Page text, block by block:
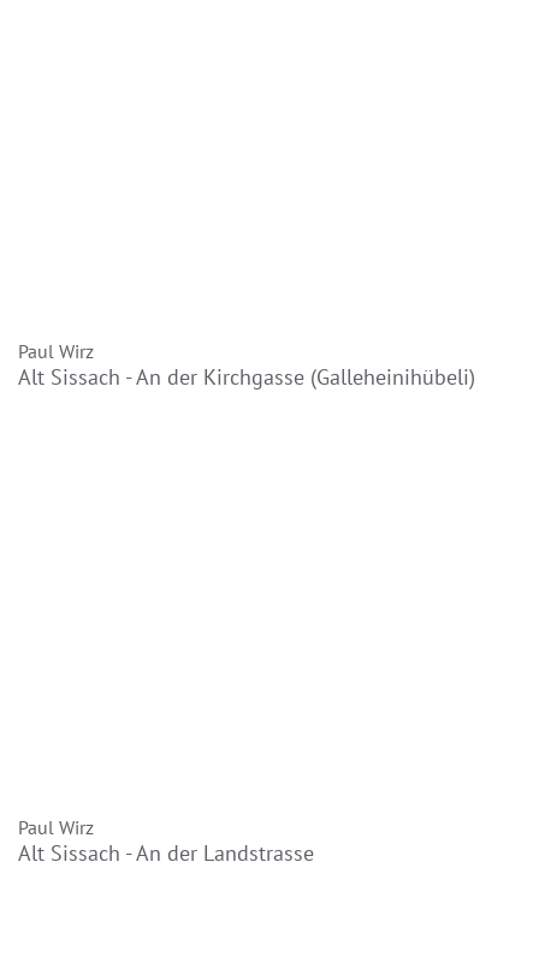
Paul Wirz
Alt Sissach - An der Kirchgasse (Galleheinihübeli)
Paul Wirz
Alt Sissach - An der Landstrasse